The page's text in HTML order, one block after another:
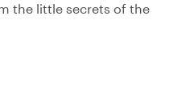
the little secrets of the